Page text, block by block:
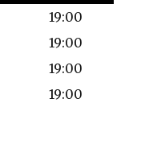
19:00
19:00
19:00
19:00